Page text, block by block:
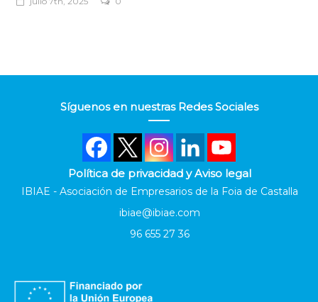
Síguenos en nuestras Redes Sociales
Política de privacidad y Aviso legal
IBIAE - Asociación de Empresarios de la Foia de Castalla
ibiae@ibiae.com
96 655 27 36